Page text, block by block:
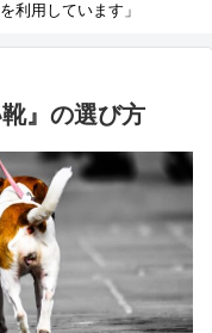
利用しています」
』の選び方